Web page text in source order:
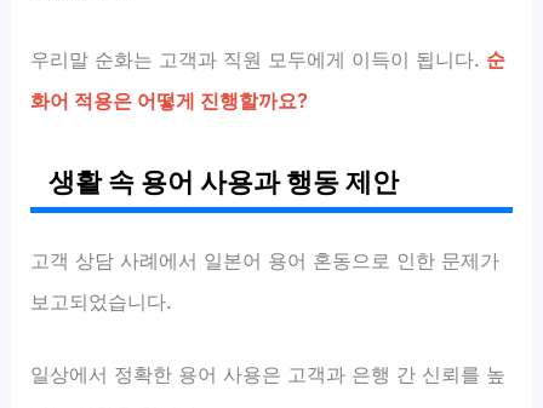
우리말 순화는 고객과 직원 모두에게 이득이 됩니다. 순
화어 적용은 어떻게 진행할까요?
생활 속 용어 사용과 행동 제안
고객 상담 사례에서 일본어 용어 혼동으로 인한 문제가
보고되었습니다.
일상에서 정확한 용어 사용은 고객과 은행 간 신뢰를 높